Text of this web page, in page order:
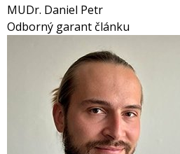
MUDr. Daniel Petr
Odborný garant článku